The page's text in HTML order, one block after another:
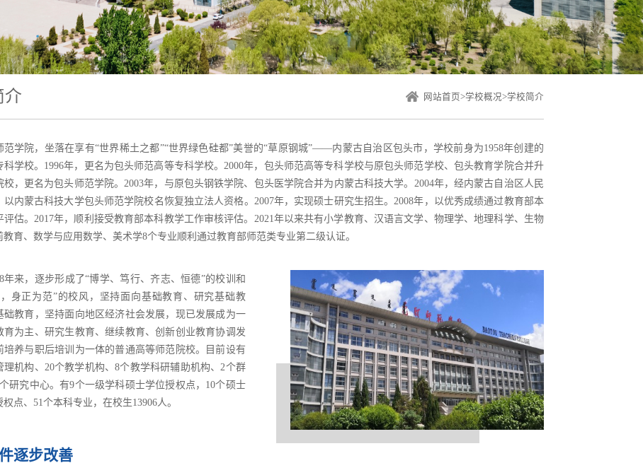
介 网站首页>学校概况>学校简介
范学院，坐落在享有“世界稀土之都”“世界绿色硅都”美誉的“草原钢城”——内蒙古自治区包头市，学校前身为1958年创建的
科学校。1996年，更名为包头师范高等专科学校。2000年，包头师范高等专科学校与原包头师范学校、包头教育学院合并升
校，更名为包头师范学院。2003年，与原包头钢铁学院、包头医学院合并为内蒙古科技大学。2004年，经内蒙古自治区人民
以内蒙古科技大学包头师范学院校名恢复独立法人资格。2007年，实现硕士研究生招生。2008年，以优秀成绩通过教育部本
评估。2017年，顺利接受教育部本科教学工作审核评估。2021年以来共有小学教育、汉语言文学、物理学、地理科学、生物
教育、数学与应用数学、美术学8个专业顺利通过教育部师范类专业第二级认证。
年来，逐步形成了“博学、笃行、齐志、恒德”的校训和
身正为范”的校风，坚持面向基础教育、研究基础教
础教育，坚持面向地区经济社会发展，现已发展成为一
育为主、研究生教育、继续教育、创新创业教育协调发
培养与职后培训为一体的普通高等师范院校。目前设有
理机构、20个教学机构、8个教学科研辅助机构、2个群
研究中心。有9个一级学科硕士学位授权点，10个硕士
点、51个本科专业，在校生13906人。
逐步改善